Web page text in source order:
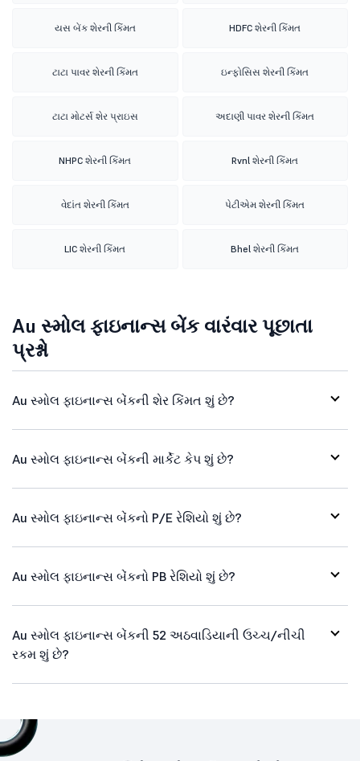
યસ બેંક શેરની કિંમત HDFC શેરની કિંમત
ટાટા પાવર શેરની કિંમત ઇન્ફોસિસ શેરની કિંમત
ટાટા મોટર્સ શેર પ્રાઇસ અદાણી પાવર શેરની કિંમત
NHPC શેરની કિંમત Rvnl શેરની કિંમત
વેદાંત શેરની કિંમત પેટીએમ શેરની કિંમત
LIC શેરની કિંમત Bhel શેરની કિંમત
Au સ્મોલ ફાઇનાન્સ બેંક વારંવાર પૂછાતા
પ્રશ્નો
Au સ્મોલ ફાઇનાન્સ બેંકની શેર કિંમત શું છે?
Au સ્મોલ ફાઇનાન્સ બેંકની માર્કેટ કેપ શું છે?
Au સ્મોલ ફાઇનાન્સ બેંકનો P/E રેશિયો શું છે?
Au સ્મોલ ફાઇનાન્સ બેંકનો PB રેશિયો શું છે?
Au સ્મોલ ફાઇનાન્સ બેંકની 52 અઠવાડિયાની ઉચ્ચ/નીચી
રકમ શું છે?